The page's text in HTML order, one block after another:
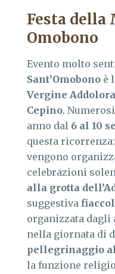
Festa della
Omobono
Evento molto
Sant’Omobono è
Vergine
Cepino.
anno dal 6 al 10
questa
vengono
celebrazioni
alla grotta
suggestiva
organizzata
nella giornata di
pellegrinaggio
la funzione